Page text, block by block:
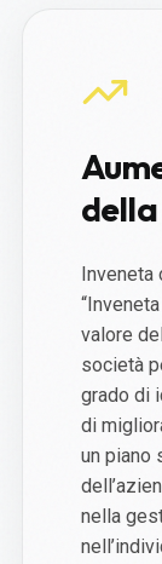
Inveneta
valore
società
grado di
di
un piano
nella